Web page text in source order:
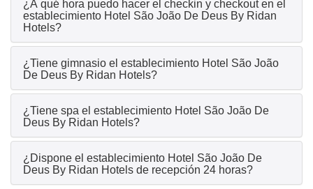
¿A qué hora puedo hacer el checkin y checkout en el
establecimiento Hotel São João De Deus By Ridan
Hotels?
¿Tiene gimnasio el establecimiento Hotel São João
De Deus By Ridan Hotels?
¿Tiene spa el establecimiento Hotel São João De
Deus By Ridan Hotels?
¿Dispone el establecimiento Hotel São João De
Deus By Ridan Hotels de recepción 24 horas?